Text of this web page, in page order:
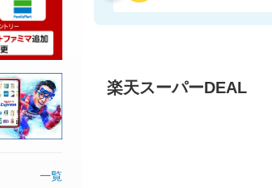
楽天スーパーDEAL
一覧